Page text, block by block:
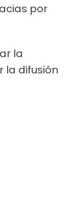
por
la
la difusión